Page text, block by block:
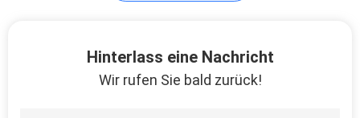
Hinterlass eine Nachricht
Wir rufen Sie bald zurück!